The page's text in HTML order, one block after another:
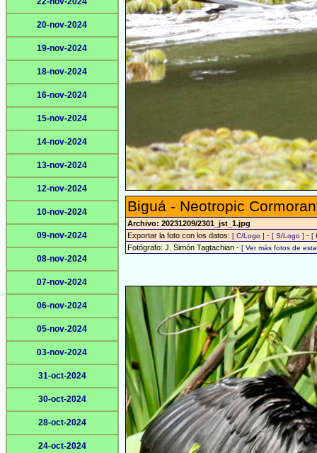
20-nov-2024
19-nov-2024
18-nov-2024
16-nov-2024
15-nov-2024
14-nov-2024
13-nov-2024
12-nov-2024
10-nov-2024
09-nov-2024
08-nov-2024
07-nov-2024
06-nov-2024
05-nov-2024
03-nov-2024
31-oct-2024
30-oct-2024
28-oct-2024
24-oct-2024
Biguá - Neotropic
Archivo: 20231209/2301_jst_1.jpg
Exportar la foto con los datos: [ C/Logo ] - [ S/Logo ] - [
Fotógrafo: J. Simón Tagtachian - [ Ver más fotos de